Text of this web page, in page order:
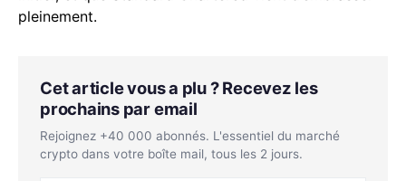
pleinement.
Cet article vous a plu ? Recevez les
prochains par email
Rejoignez +40 000 abonnés. L'essentiel du marché
crypto dans votre boîte mail, tous les 2 jours.